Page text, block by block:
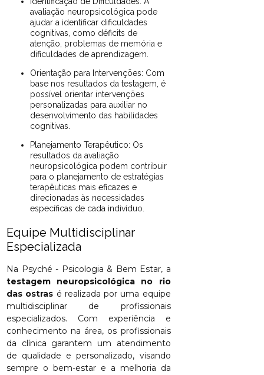
avaliação neuropsicológica pode
ajudar a identificar dificuldades
cognitivas, como déficits de
atenção, problemas de memória e
dificuldades de aprendizagem.
Orientação para Intervenções: Com
base nos resultados da testagem, é
possível orientar intervenções
personalizadas para auxiliar no
desenvolvimento das habilidades
cognitivas.
Planejamento Terapêutico: Os
resultados da avaliação
neuropsicológica podem contribuir
para o planejamento de estratégias
terapêuticas mais eficazes e
direcionadas às necessidades
específicas de cada indivíduo.
Equipe Multidisciplinar
Especializada
Na Psyché - Psicologia & Bem Estar, a
testagem neuropsicológica no rio
das ostras é realizada por uma equipe
multidisciplinar de profissionais
especializados. Com experiência e
conhecimento na área, os profissionais
da clínica garantem um atendimento
de qualidade e personalizado, visando
sempre o bem-estar e a melhoria da